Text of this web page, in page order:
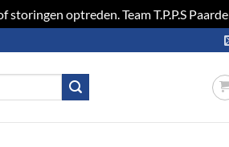
optreden. Team T.P.P.S